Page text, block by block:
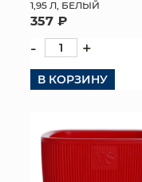
1,95 Л, БЕЛЫЙ
357 ₽
- +
В КОРЗИНУ